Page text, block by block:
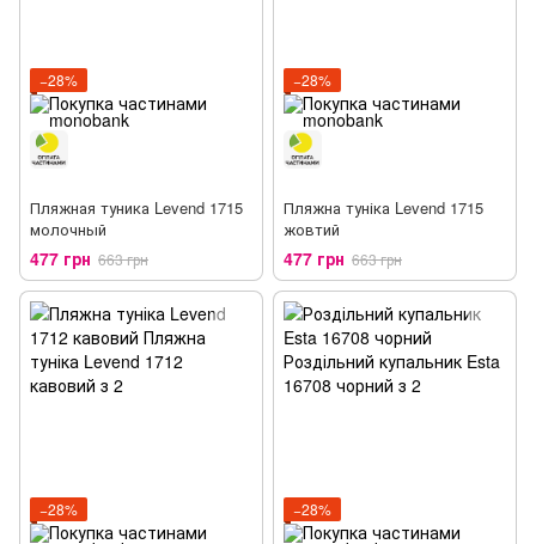
−28%
Пляжная туника Levend 1715
молочный
477 грн 663 грн
−28%
Пляжна туніка Levend 1715
жовтий
477 грн 663 грн
−28% −28%